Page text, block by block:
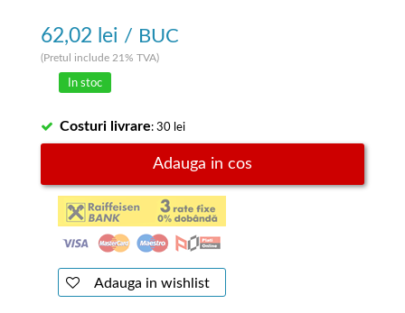
62,02 lei / BUC
(Pretul include 21% TVA)
In stoc
Costuri livrare: 30 lei
Adauga in cos
Adauga in wishlist